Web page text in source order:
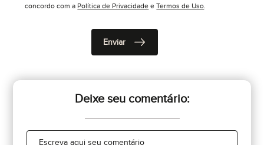
concordo com a Política de Privacidade eTermos de Uso.
Deixe seu comentário: